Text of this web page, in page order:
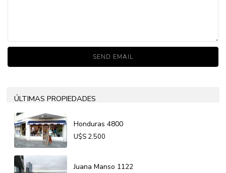
ÚLTIMAS PROPIEDADES
Honduras 4800
U$S 2.500
Juana Manso 1122